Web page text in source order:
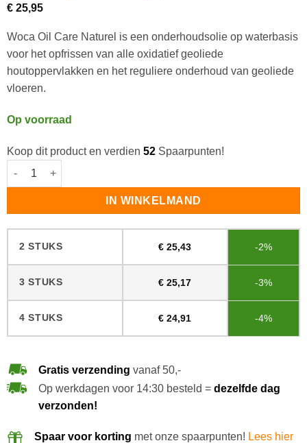
Gewaardeerd
op
4
klantbeoordelingen
€25,95
Woca Oil Care Naturel is een onderhoudsolie op waterbasis
voor het opfrissen van alle oxidatief geoliede
houtoppervlakken en het reguliere onderhoud van geoliede
vloeren.
Op voorraad
Koop dit product en verdien 52Spaarpunten!
Woca Oil Care Naturel aantal
IN WINKELMAND
2 STUKS € 25,43 -2%
3 STUKS € 25,17 -3%
4 STUKS € 24,91 -4%
Gratis verzending vanaf 50,-
Op werkdagen voor 14:30 besteld = dezelfde dag
verzonden!
Spaar voor korting met onze spaarpunten! Lees hier